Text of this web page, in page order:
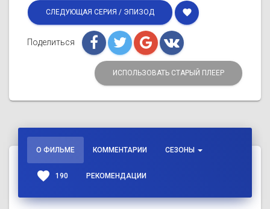
СЛЕДУЮЩАЯ СЕРИЯ / ЭПИЗОД favorite
Поделиться
ИСПОЛЬЗОВАТЬ СТАРЫЙ ПЛЕЕР
О ФИЛЬМЕ КОММЕНТАРИИ СЕЗОНЫ
favorite 190 РЕКОМЕНДАЦИИ